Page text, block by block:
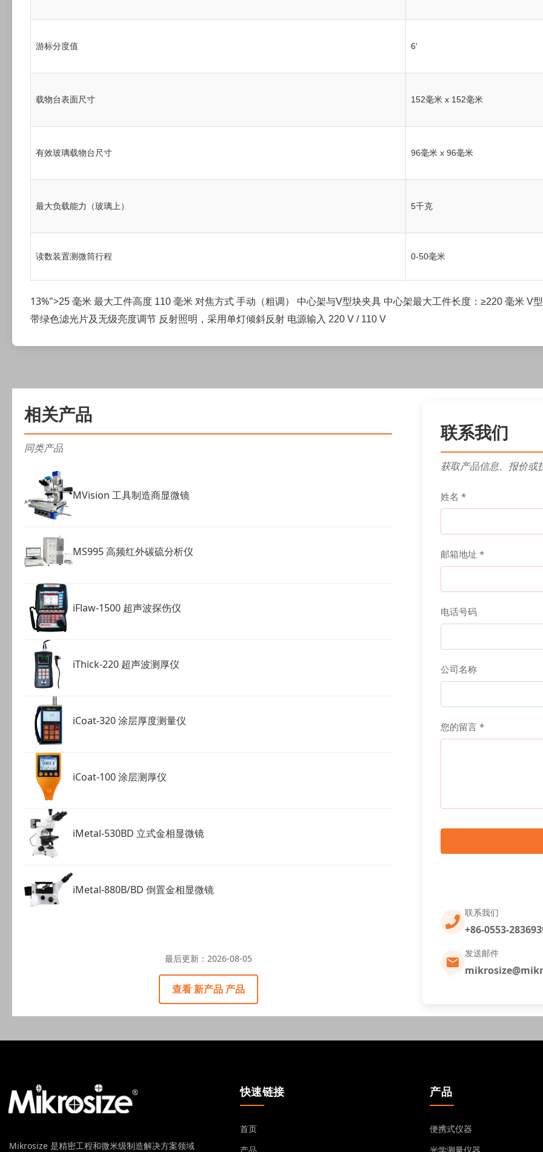
游标分度值 6'
载物台表面尺寸 152毫米 x 152毫米
有效玻璃载物台尺寸 96毫米 x 96毫米
最大负载能力（玻璃上） 5千克
读数装置测微筒行程 0-50毫米
13%">25 毫米 最大工件高度 110 毫米 对焦方式 手动（粗调） 中心架与V型块夹具 中心架最大工件长度：≥220 毫米 V
带绿色滤光片及无级亮度调节 反射照明，采用单灯倾斜反射 电源输入 220 V / 110 V
相关产品
同类产品
MVision 工具制造商显微镜
MS995 高频红外碳硫分析仪
iFlaw-1500 超声波探伤仪
iThick-220 超声波测厚仪
iCoat-320 涂层厚度测量仪
iCoat-100 涂层测厚仪
iMetal-530BD 立式金相显微镜
iMetal-880B/BD 倒置金相显微镜
最后更新： 2026-08-05
查看 新产品 产品
联系我们
获取产品信息、报价或
姓名 *
邮箱地址 *
电话号码
公司名称
您的留言 *
联系我们
+86-0553-
发送邮件
Mikrosize 是精密工程和微米级制造解决方案领域
快速链接
首页
产品
便携式仪器